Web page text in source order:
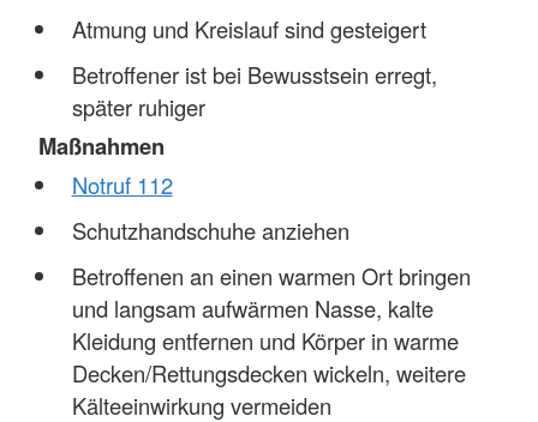
Atmung und Kreislauf sind gesteigert
Betroffener ist bei Bewusstsein erregt,
später ruhiger
Maßnahmen
Notruf 112
Schutzhandschuhe anziehen
Betroffenen an einen warmen Ort bringen
und langsam aufwärmen Nasse, kalte
Kleidung entfernen und Körper in warme
Decken/Rettungsdecken wickeln, weitere
Kälteeinwirkung vermeiden